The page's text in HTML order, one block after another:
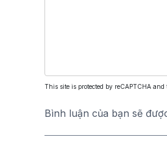
This site is protected by reCAPTCHA and
Bình luận của bạn sẽ